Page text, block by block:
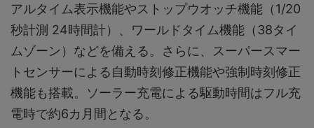
アルタイム表示機能やストップウオッチ機能（1/20
秒計測 24時間計）、ワールドタイム機能（38タイ
ムゾーン）などを備える。さらに、スーパースマー
トセンサーによる自動時刻修正機能や強制時刻修正
機能も搭載。ソーラー充電による駆動時間はフル充
電時で約6カ月間となる。